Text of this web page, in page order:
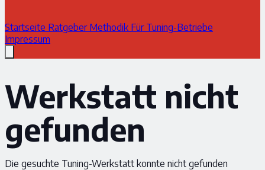
Startseite Ratgeber Methodik Für Tuning-Betriebe
Impressum
Werkstatt nicht
gefunden
Die gesuchte Tuning-Werkstatt konnte nicht gefunden